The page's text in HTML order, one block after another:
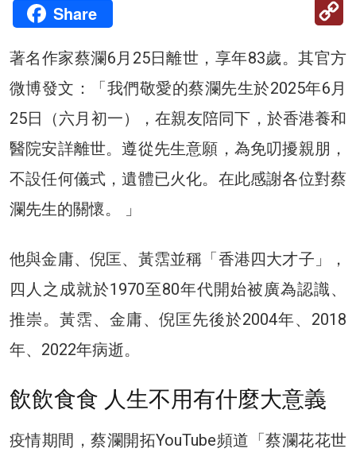
Share
著名作家蔡瀾6月25日離世，享年83歲。其官方
微博發文：「我們敬愛的蔡瀾先生於2025年6月
25日（六月初一），在親友陪同下，於香港養和
醫院安詳離世。遵從先生意願，為免叨擾親朋，
不設任何儀式，遺體已火化。在此感謝各位對蔡
瀾先生的關懷。 ​​​」
他與金庸、倪匡、黃霑並稱「香港四大才子」，
四人之成就於1970至80年代開始被廣為認識、
推崇。黃霑、金庸、倪匡先後於2004年、2018
年、2022年病逝。
飲飲食食 人生不用有什麼大意義
疫情期間，蔡瀾開拓YouTube頻道「蔡瀾花花世